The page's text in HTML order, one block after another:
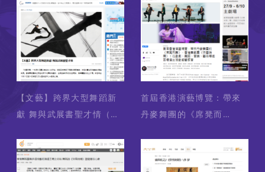
【文藝】跨界大型舞蹈新
獻 舞與武展書聖才情（媒
09-20
首屆香港演藝博覽：帶來
丹麥舞團的《席凳而
時晴》！從戲劇、舞蹈、
音樂、藝術等逾百場演出